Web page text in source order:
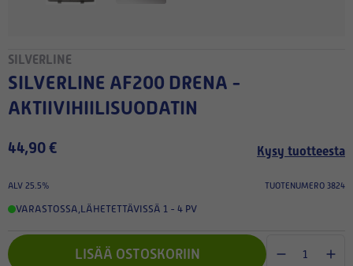
SILVERLINE
SILVERLINE AF200 DRENA -
AKTIIVIHIILISUODATIN
44,90 € Kysy tuotteesta
ALV 25.5% TUOTENUMERO 3824
VARASTOSSA LÄHETETTÄVISSÄ 1 - 4 PV
LISÄÄ OSTOSKORIIN